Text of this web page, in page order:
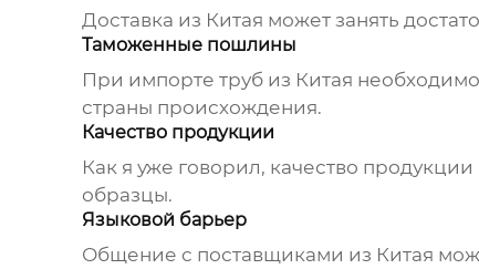
Доставка из Китая может занять
Таможенные пошлины
При импорте труб из Китая
страны происхождения.
Качество продукции
Как я уже говорил, качество
образцы.
Языковой барьер
Общение с поставщиками из Китая